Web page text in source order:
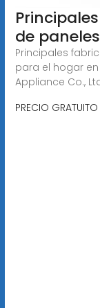
de
Principales
para el hogar
Appliance Co.,
PRECIO GRATUITO